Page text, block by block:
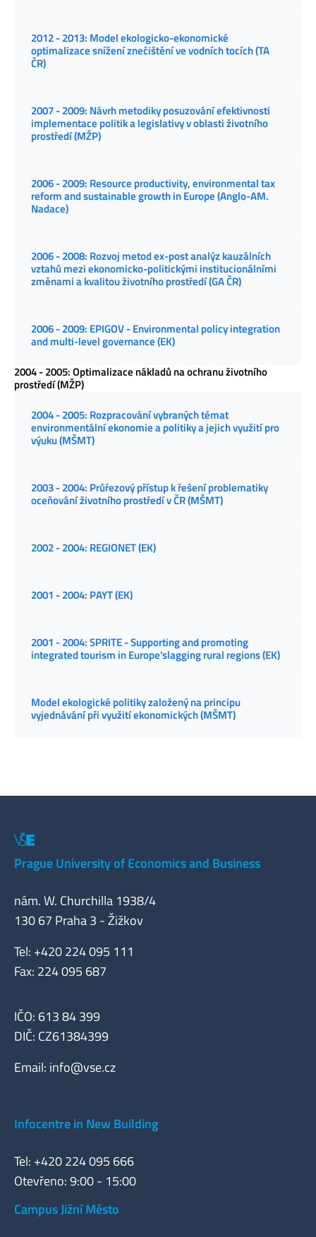
2012 - 2013: Model ekologicko-ekonomické
optimalizace snížení znečištění ve vodních tocích (TA
ČR)
2007 - 2009: Návrh metodiky posuzování efektivnosti
implementace politik a legislativy v oblasti životního
prostředí (MŽP)
2006 - 2009: Resource productivity, environmental tax
reform and sustainable growth in Europe (Anglo-AM.
Nadace)
2006 - 2008: Rozvoj metod ex-post analýz kauzálních
vztahů mezi ekonomicko-politickými institucionálními
změnami a kvalitou životního prostředí (GA ČR)
2006 - 2009: EPIGOV - Environmental policy integration
and multi-level governance (EK)
2004 - 2005: Optimalizace nákladů na ochranu životního
prostředí (MŽP)
2004 - 2005: Rozpracování vybraných témat
environmentální ekonomie a politiky a jejich využití pro
výuku (MŠMT)
2003 - 2004: Průřezový přístup k řešení problematiky
oceňování životního prostředí v ČR (MŠMT)
2002 - 2004: REGIONET (EK)
2001 - 2004: PAYT (EK)
2001 - 2004: SPRITE - Supporting and promoting
integrated tourism in Europe'slagging rural regions (EK)
Model ekologické politiky založený na principu
vyjednávání při využití ekonomických (MŠMT)
Prague University of Economics and Business
nám. W. Churchilla 1938/4
130 67 Praha 3 - Žižkov
Tel: +420 224 095 111
Fax: 224 095 687
IČO: 613 84 399
DIČ: CZ61384399
Email: info@vse.cz
Infocentre in New Building
Tel: +420 224 095 666
Otevřeno: 9:00 - 15:00
Campus Jižní Město